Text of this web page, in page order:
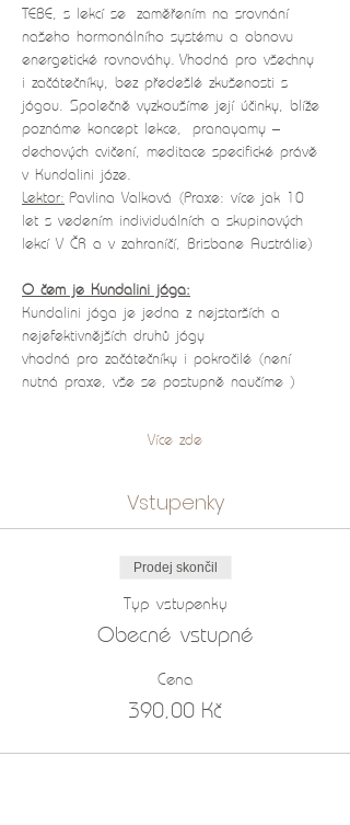
TEBE, s lekcí se  zaměřením na srovnání
našeho hormonálního systému a obnovu
energetické rovnováhy. Vhodná pro všechny
i začátečníky, bez předešlé zkušenosti s
jógou. Společně vyzkoušíme její účinky, blíže
poznáme koncept lekce,  pranayamy –
dechových cvičení, meditace specifické právě
v Kundalini józe.
Lektor: Pavlina Valková (Praxe: více jak 10
let s vedením individuálních a skupinových
lekcí V ČR a v zahraníčí, Brisbane Austrálie)
O čem je Kundalini jóga:
Kundalini jóga je jedna z nejstarších a
nejefektivnějších druhů jógy
vhodná pro začátečníky i pokročilé (není
nutná praxe, vše se postupně naučíme )
Více zde
Vstupenky
Prodej skončil
Typ vstupenky
Obecné vstupné
Cena
390,00 Kč